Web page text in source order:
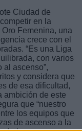
Ciudad de
en la
Femenina, una
crece con el
“Es una Liga
con varios
al ascenso”,
y considera que
de esa dificultad,
ambición de este
que “nuestro
los equipos que
de ascenso a la
y